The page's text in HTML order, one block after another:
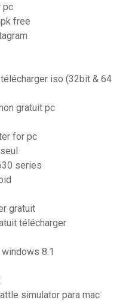
pc
free
iso (32bit & 64
gratuit pc
for pc
series
gratuit
télécharger
8.1
simulator para mac